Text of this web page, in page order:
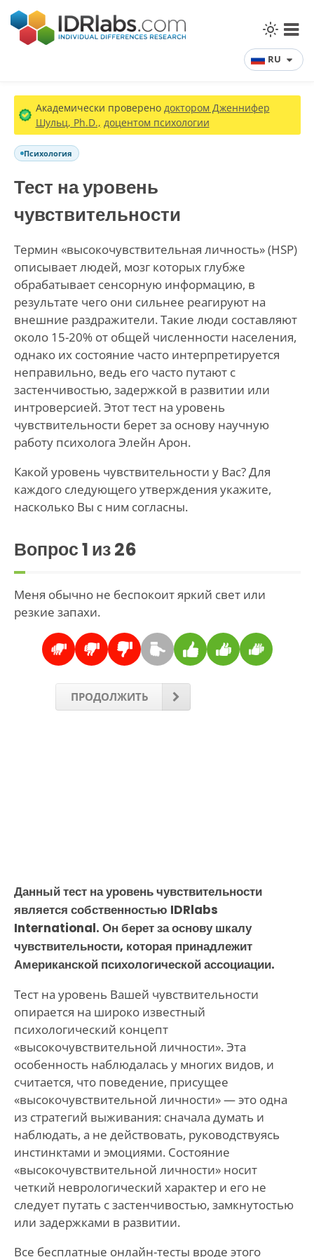
RU
Академически проверено доктором Дженнифер
Шульц, Ph.D., доцентом психологии
Психология
Тест на уровень
чувствительности
Термин «высокочувствительная личность» (HSP)
описывает людей, мозг которых глубже
обрабатывает сенсорную информацию, в
результате чего они сильнее реагируют на
внешние раздражители. Такие люди составляют
около 15-20% от общей численности населения,
однако их состояние часто интерпретируется
неправильно, ведь его часто путают с
застенчивостью, задержкой в развитии или
интроверсией. Этот тест на уровень
чувствительности берет за основу научную
работу психолога Элейн Арон.
Какой уровень чувствительности у Вас? Для
каждого следующего утверждения укажите,
насколько Вы с ним согласны.
Вопрос1 из 26
Меня обычно не беспокоит яркий свет или
резкие запахи.
ПРОДОЛЖИТЬ
Данный тест на уровень чувствительности
является собственностью IDRlabs
International. Он берет за основу шкалу
чувствительности, которая принадлежит
Американской психологической ассоциации.
Тест на уровень Вашей чувствительности
опирается на широко известный
психологический концепт
«высокочувствительной личности». Эта
особенность наблюдалась у многих видов, и
считается, что поведение, присущее
«высокочувствительной личности» — это одна
из стратегий выживания: сначала думать и
наблюдать, а не действовать, руководствуясь
инстинктами и эмоциями. Состояние
«высокочувствительной личности» носит
четкий неврологический характер и его не
следует путать с застенчивостью, замкнутостью
или задержками в развитии.
Все бесплатные онлайн-тесты вроде этого